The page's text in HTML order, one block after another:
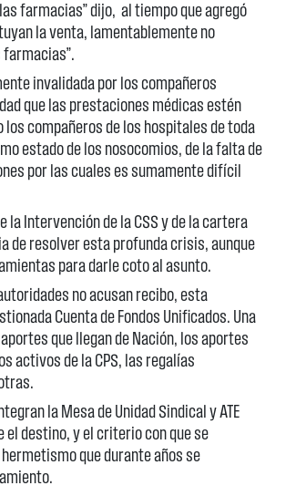
farmacias” dijo, al tiempo que agregó
la venta, lamentablemente no
invalidada por los compañeros
que las prestaciones médicas estén
compañeros de los hospitales de toda
estado de los nosocomios, de la falta de
por las cuales es sumamente difícil
la Intervención de la CSS y de la cartera
de resolver esta profunda crisis, aunque
para darle coto al asunto.
no acusan recibo, esta
Cuenta de Fondos Unificados. Una
que llegan de Nación, los aportes
activos de la CPS, las regalías
la Mesa de Unidad Sindical y ATE
destino, y el criterio con que se
que durante años se